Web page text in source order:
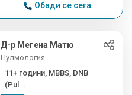
Обади се сега
Д-р Мегена Матю
Пулмология
11+ години, MBBS, DNB
(Pul...